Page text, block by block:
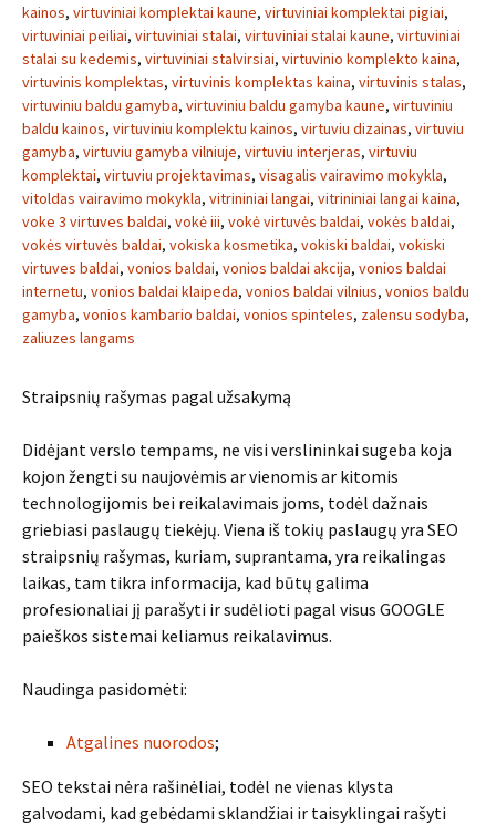
kainos, virtuviniai komplektai kaune, virtuviniai komplektai pigiai,
virtuviniai peiliai, virtuviniai stalai, virtuviniai stalai kaune, virtuviniai
stalai su kedemis, virtuviniai stalvirsiai, virtuvinio komplekto kaina,
virtuvinis komplektas, virtuvinis komplektas kaina, virtuvinis stalas,
virtuviniu baldu gamyba, virtuviniu baldu gamyba kaune, virtuviniu
baldu kainos, virtuviniu komplektu kainos, virtuviu dizainas, virtuviu
gamyba, virtuviu gamyba vilniuje, virtuviu interjeras, virtuviu
komplektai, virtuviu projektavimas, visagalis vairavimo mokykla,
vitoldas vairavimo mokykla, vitrininiai langai, vitrininiai langai kaina,
voke 3 virtuves baldai, vokė iii, vokė virtuvės baldai, vokės baldai,
vokės virtuvės baldai, vokiska kosmetika, vokiski baldai, vokiski
virtuves baldai, vonios baldai, vonios baldai akcija, vonios baldai
internetu, vonios baldai klaipeda, vonios baldai vilnius, vonios baldu
gamyba, vonios kambario baldai, vonios spinteles, zalensu sodyba,
zaliuzes langams
Straipsnių rašymas pagal užsakymą
Didėjant verslo tempams, ne visi verslininkai sugeba koja
kojon žengti su naujovėmis ar vienomis ar kitomis
technologijomis bei reikalavimais joms, todėl dažnais
griebiasi paslaugų tiekėjų. Viena iš tokių paslaugų yra SEO
straipsnių rašymas, kuriam, suprantama, yra reikalingas
laikas, tam tikra informacija, kad būtų galima
profesionaliai jį parašyti ir sudėlioti pagal visus GOOGLE
paieškos sistemai keliamus reikalavimus.
Naudinga pasidomėti:
Atgalines nuorodos;
SEO tekstai nėra rašinėliai, todėl ne vienas klysta
galvodami, kad gebėdami sklandžiai ir taisyklingai rašyti